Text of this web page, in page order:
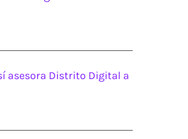
asesora Distrito Digital a